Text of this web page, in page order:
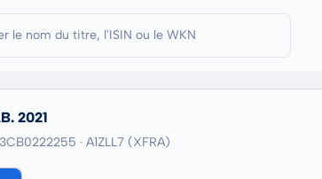
2021
· A1ZLL7 (XFRA)